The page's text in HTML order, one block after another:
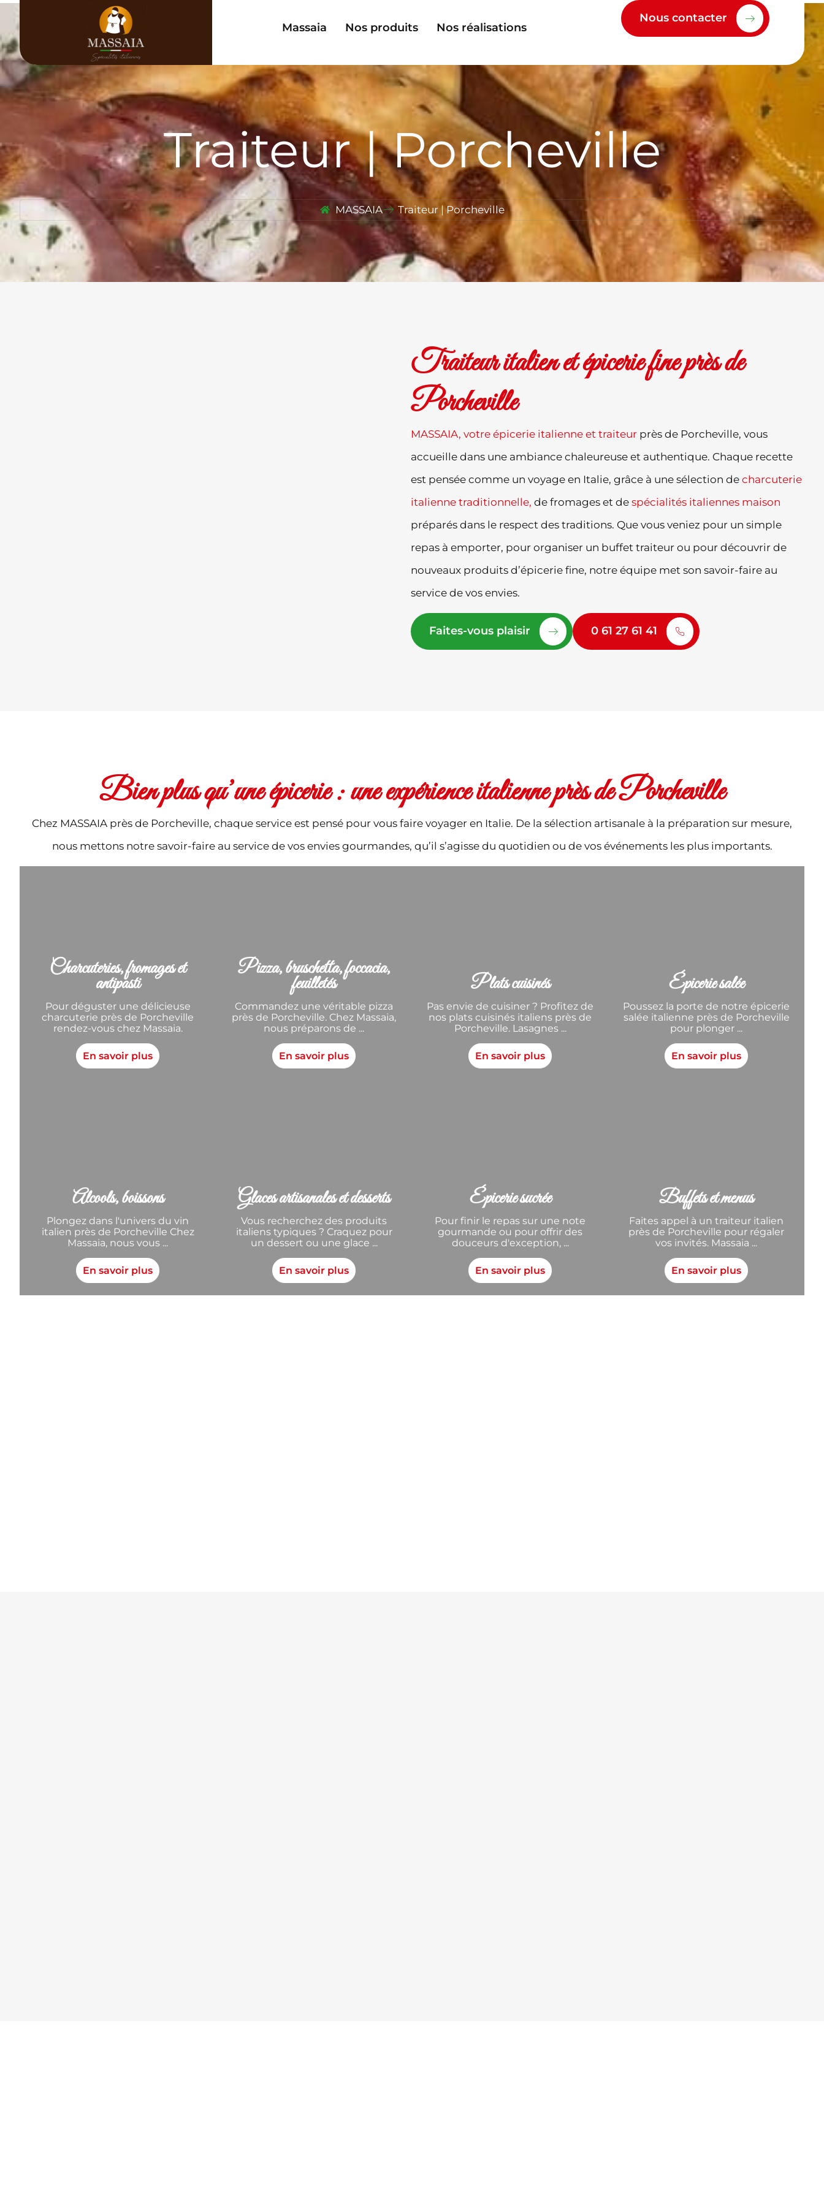
Massaia Nos produits Nos réalisations
Nous contacter
Traiteur | Porcheville
MASSAIA Traiteur | Porcheville
Traiteur italien et épicerie fine près de
Porcheville
MASSAIA, votre épicerie italienne et traiteurprès de Porcheville, vous
accueille dans une ambiance chaleureuse et authentique. Chaque recette
est pensée comme un voyage en Italie, grâce à une sélection de charcuterie
italienne traditionnelle, de fromages et de spécialités italiennes maison
préparés dans le respect des traditions. Que vous veniez pour un simple
repas à emporter, pour organiser un buffet traiteur ou pour découvrir de
nouveaux produits d’épicerie fine, notre équipe met son savoir-faire au
service de vos envies.
Faites-vous plaisir 0 61 27 61 41
Bien plus qu’une épicerie : une expérience italienne près de Porcheville
Chez MASSAIA près de Porcheville, chaque service est pensé pour vous faire voyager en Italie. De la sélection artisanale à la préparation sur mesure,
nous mettons notre savoir-faire au service de vos envies gourmandes, qu’il s’agisse du quotidien ou de vos événements les plus importants.
Charcuteries, fromages et
antipasti
Pour déguster une délicieuse
charcuterie près de Porcheville
rendez-vous chez Massaia.
En savoir plus
Pizza, bruschetta, foccacia,
feuilletés
Commandez une véritable pizza
près de Porcheville. Chez Massaia,
nous préparons de ...
En savoir plus
Plats cuisinés
Pas envie de cuisiner ? Profitez de
nos plats cuisinés italiens près de
Porcheville. Lasagnes ...
En savoir plus
Épicerie salée
Poussez la porte de notre épicerie
salée italienne près de Porcheville
pour plonger ...
En savoir plus
Alcools, boissons
Plongez dans l'univers du vin
italien près de Porcheville Chez
Massaia, nous vous ...
En savoir plus
Glaces artisanales et desserts
Vous recherchez des produits
italiens typiques ? Craquez pour
un dessert ou une glace ...
En savoir plus
Épicerie sucrée
Pour finir le repas sur une note
gourmande ou pour offrir des
douceurs d'exception, ...
En savoir plus
Buffets et menus
Faites appel à un traiteur italien
près de Porcheville pour régaler
vos invités. Massaia ...
En savoir plus